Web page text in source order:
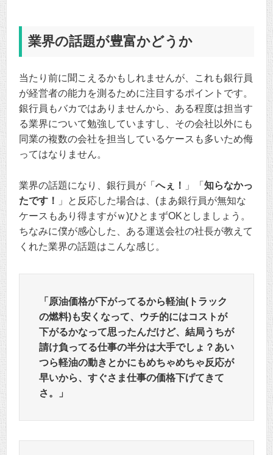
業界の話題が豊富かどうか
当たり前に聞こえるかもしれませんが、これも銀行員
が経営者の能力を測るために注目するポイントです。
銀行員もバカではありませんから、ある程度は担当す
る業界について勉強していますし、その会社以外にも
同業の複数の会社を担当しているケースも多いため侮
ってはなりません。
業界の話題になり、銀行員が「 へぇ！ 」「 知らなかっ
たです！
」と反応した場合は、(まあ銀行員が無知な
ケースもあり得ますがｗ)ひとまずOKとしましょう。
ちなみに僕が感心した、ある運送会社の社長が教えて
くれた業界の話題はこんな感じ。
「原油価格が下がってるから軽油(トラック
の燃料)も安くなって、ウチ的にはコストが
下がるかなって思ったんだけど、結局うちが
請け負ってる仕事の半分は大手でしょ？あい
つら軽油の動きとかにもめちゃめちゃ反応が
早いから、すぐさま仕事の価格下げてきて
さ。」